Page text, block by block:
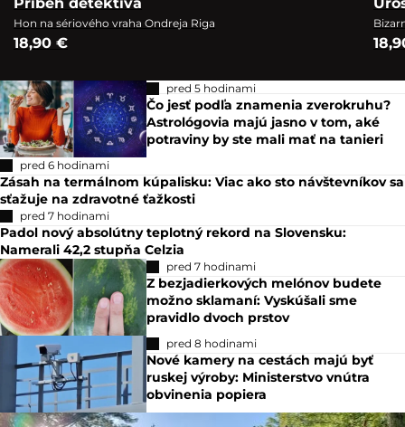
Hon na sériového vraha Ondreja Riga
18,90 €
pred 5 hodinami
Čo jesť podľa znamenia zverokruhu?
Astrológovia majú jasno v tom, aké
potraviny by ste mali mať na tanieri
pred 6 hodinami
Zásah na termálnom kúpalisku: Viac ako sto návštevníkov sa
sťažuje na zdravotné ťažkosti
pred 7 hodinami
Padol nový absolútny teplotný rekord na Slovensku:
Namerali 42,2 stupňa Celzia
pred 7 hodinami
Z bezjadierkových melónov budete
možno sklamaní: Vyskúšali sme
pravidlo dvoch prstov
pred 8 hodinami
Nové kamery na cestách majú byť
ruskej výroby: Ministerstvo vnútra
obvinenia popiera